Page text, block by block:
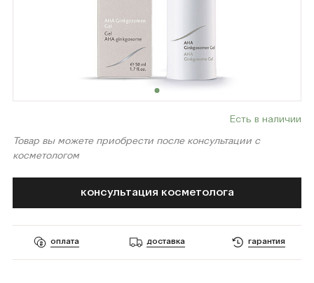
Есть в наличии
Товар вы можете приобрести после консультации с
косметологом
консультация косметолога
оплата доставка гарантия